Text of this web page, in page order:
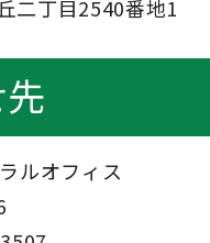
二丁目2540番地1
ルオフィス